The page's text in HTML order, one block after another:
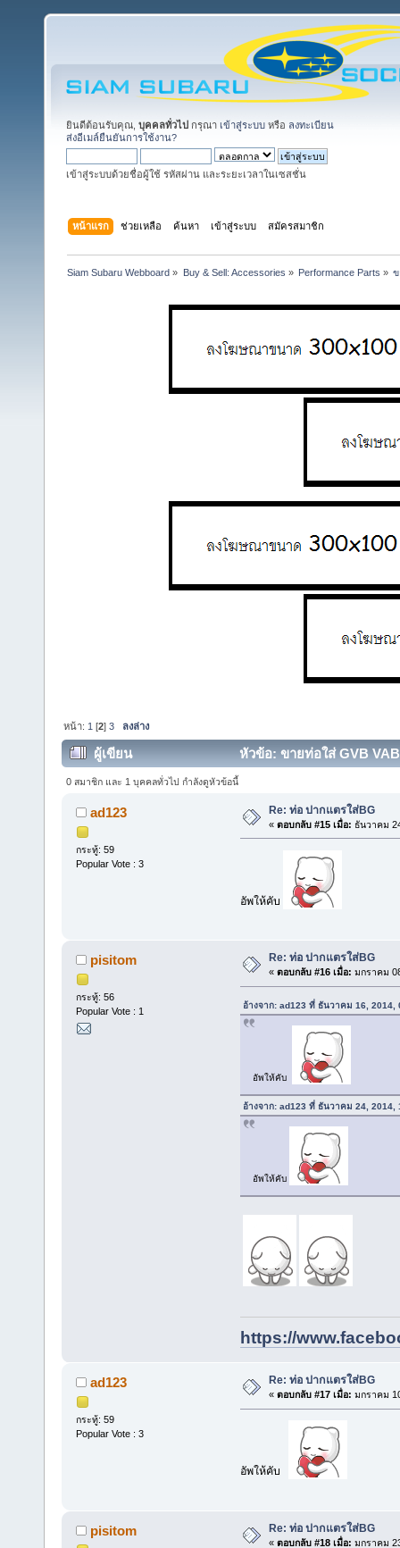
ยินดีต้อนรับคุณ, บุคคลทั่วไป กรุณา เข้าสู่ระบบ หรือ ลงทะเบียน
ส่งอีเมล์ยืนยันการใช้งาน?
เข้าสู่ระบบด้วยชื่อผู้ใช้ รหัสผ่าน และระยะเวลาในเซสชั่น
หน้าแรก ช่วยเหลือ ค้นหา เข้าสู่ระบบ สมัครสมาชิก
Siam Subaru Webboard » Buy & Sell: Accessories » Performance Parts » ข
หน้า: 1 [2]3 ลงล่าง
ผู้เขียน หัวข้อ: ขายท่อใส่ GVB
0 สมาชิก และ 1 บุคคลทั่วไป กำลังดูหัวข้อนี้
ad123
กระทู้: 59
Popular Vote : 3
Re: ท่อ ปากแตรใส่BG
« ตอบกลับ #15 เมื่อ: ธันวาคม
อัพให้คับ
pisitom
กระทู้: 56
Popular Vote : 1
Re: ท่อ ปากแตรใส่BG
« ตอบกลับ #16 เมื่อ: มกราคม
อ้างจาก: ad123 ที่ ธันวาคม 16, 2014,
อัพให้คับ
อ้างจาก: ad123 ที่ ธันวาคม 24, 2014,
อัพให้คับ
https://
ad123
กระทู้: 59
Popular Vote : 3
Re: ท่อ ปากแตรใส่BG
« ตอบกลับ #17 เมื่อ: มกราคม
อัพให้คับ
pisitom Re: ท่อ ปากแตรใส่BG
« ตอบกลับ #18 เมื่อ: มกราคม